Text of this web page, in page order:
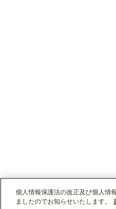
個人情報保護法の改正及び個人情
ましたのでお知らせいたします。